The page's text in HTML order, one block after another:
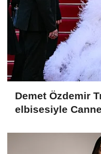
Demet Özdemir
elbisesiyle